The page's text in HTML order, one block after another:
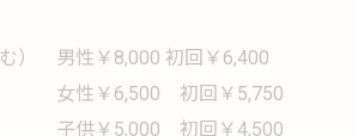
） 男性￥8,000 初回￥6,400
初回￥5,750
初回￥4,500